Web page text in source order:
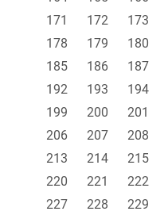
171
172 173
178
179 180
185
186 187
192
193 194
199
200 201
206
207 208
213
214 215
220
221 222
227
228 229